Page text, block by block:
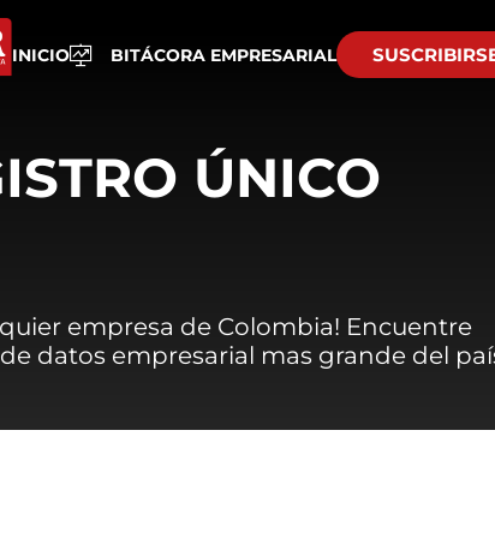
INICIO BITÁCORA EMPRESARIAL
ÚNICO
empresa de Colombia! Encuentre
datos empresarial mas grande del